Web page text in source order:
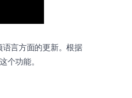
言方面的更新。根据
个功能。